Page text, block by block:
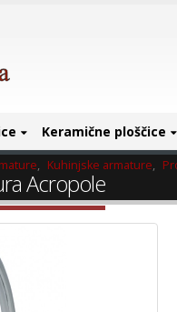
Keramične ploščice
, Kuhinjske armature,
Acropole